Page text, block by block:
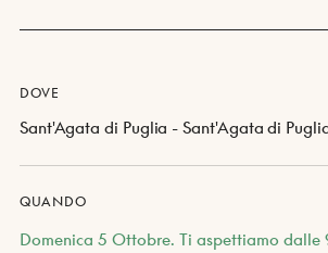
DOVE
Sant'Agata di Puglia - Sant'Agata di
QUANDO
Domenica 5 Ottobre. Ti aspettiamo dalle